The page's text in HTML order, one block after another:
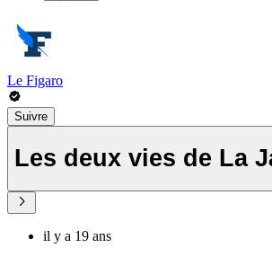
Le Figaro
Suivre
Les deux vies de La
il y a 19 ans